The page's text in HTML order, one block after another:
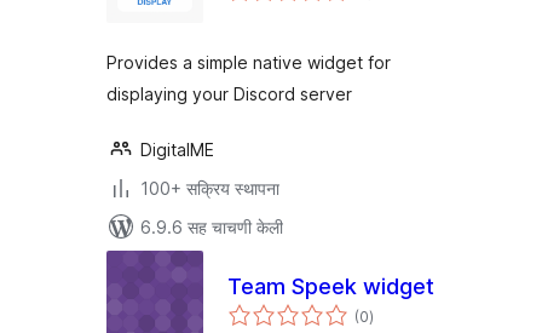
Provides a simple native widget for
displaying your Discord server
DigitalME
100+ सक्रिय स्थापना
6.9.6 सह चाचणी केली
Team Speek widget
(0एकूण
मूल्यांकन
)